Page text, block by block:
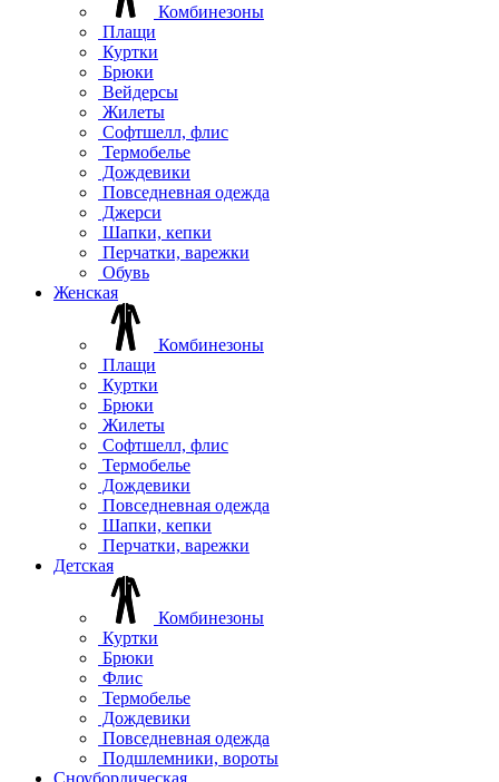
Комбинезоны
Плащи
Куртки
Брюки
Вейдерсы
Жилеты
Софтшелл, флис
Термобелье
Дождевики
Повседневная одежда
Джерси
Шапки, кепки
Перчатки, варежки
Обувь
Женская
Комбинезоны
Плащи
Куртки
Брюки
Жилеты
Софтшелл, флис
Термобелье
Дождевики
Повседневная одежда
Шапки, кепки
Перчатки, варежки
Детская
Комбинезоны
Куртки
Брюки
Флис
Термобелье
Дождевики
Повседневная одежда
Подшлемники, вороты
Сноубордическая